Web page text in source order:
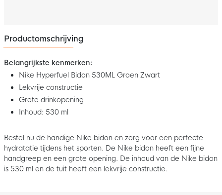
Productomschrijving
Belangrijkste kenmerken:
Nike Hyperfuel Bidon 530ML Groen Zwart
Lekvrije constructie
Grote drinkopening
Inhoud: 530 ml
Bestel nu de handige Nike bidon en zorg voor een perfecte
hydratatie tijdens het sporten. De Nike bidon heeft een fijne
handgreep en een grote opening. De inhoud van de Nike bidon
is 530 ml en de tuit heeft een lekvrije constructie.